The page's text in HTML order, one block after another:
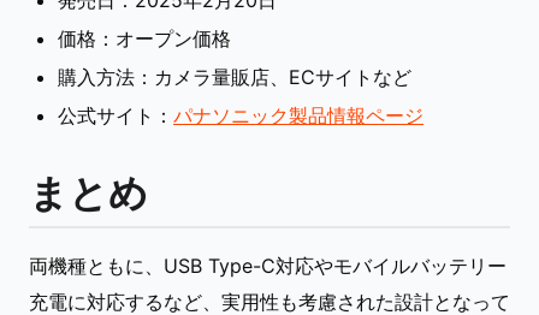
価格：オープン価格
購入方法：カメラ量販店、ECサイトなど
公式サイト： パナソニック製品情報ページ
まとめ
両機種ともに、USB Type-C対応やモバイルバッテリー
充電に対応するなど、実用性も考慮された設計となって